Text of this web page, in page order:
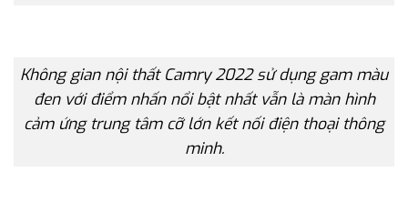
Không gian nội thất Camry 2022 sử dụng gam màu
đen với điểm nhấn nổi bật nhất vẫn là màn hình
cảm ứng trung tâm cỡ lớn kết nối điện thoại thông
minh.